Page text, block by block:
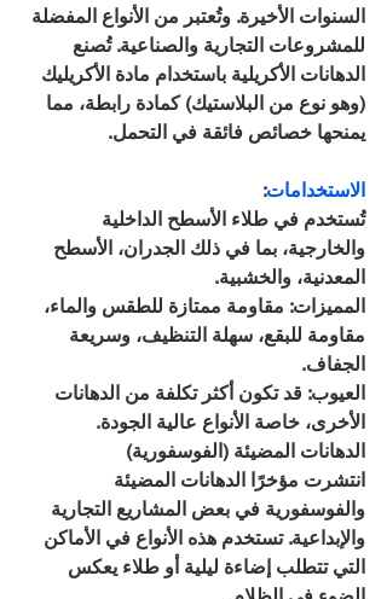
السنوات الأخيرة. وتُعتبر من الأنواع المفضلة
للمشروعات التجارية والصناعية. تُصنع
الدهانات الأكريلية باستخدام مادة الأكريليك
(وهو نوع من البلاستيك) كمادة رابطة، مما
يمنحها خصائص فائقة في التحمل.
الاستخدامات:
تُستخدم في طلاء الأسطح الداخلية
والخارجية، بما في ذلك الجدران، الأسطح
المعدنية، والخشبية.
المميزات: مقاومة ممتازة للطقس والماء،
مقاومة للبقع، سهلة التنظيف، وسريعة
الجفاف.
العيوب: قد تكون أكثر تكلفة من الدهانات
الأخرى، خاصة الأنواع عالية الجودة.
الدهانات المضيئة (الفوسفورية)
انتشرت مؤخرًا الدهانات المضيئة
والفوسفورية في بعض المشاريع التجارية
والإبداعية. تستخدم هذه الأنواع في الأماكن
التي تتطلب إضاءة ليلية أو طلاء يعكس